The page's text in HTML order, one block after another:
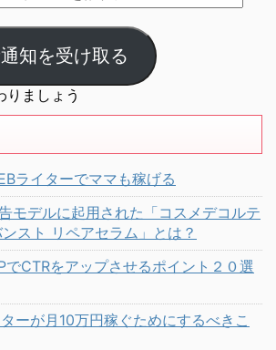
知を受け取る
りましょう
ライターでママも稼げる
モデルに起用された「コスメデコルテ
スト リペアセラム」とは？
でCTRをアップさせるポイント２０選
ーが月10万円稼ぐためにするべきこ